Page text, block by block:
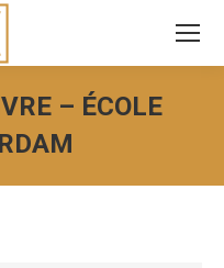
– ÉCOLE
êtes ici :